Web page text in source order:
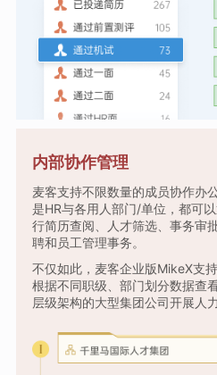
内部协作管理
麦客支持不限数量的成员协作办
是HR与各用人部门/单位，都可
行简历查阅、人才筛选、事务审
聘和员工管理事务。
不仅如此，麦客企业版MikeX支
根据不同职级、部门划分数据查
层级架构的大型集团公司开展人